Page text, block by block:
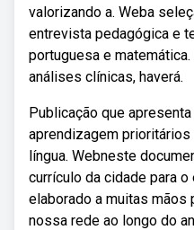
valorizando a. Weba
entrevista pedagógica e
portuguesa e
análises clínicas, haverá.
Publicação que
aprendizagem
língua. Webneste
currículo da cidade para
elaborado a muitas
nossa rede ao longo do